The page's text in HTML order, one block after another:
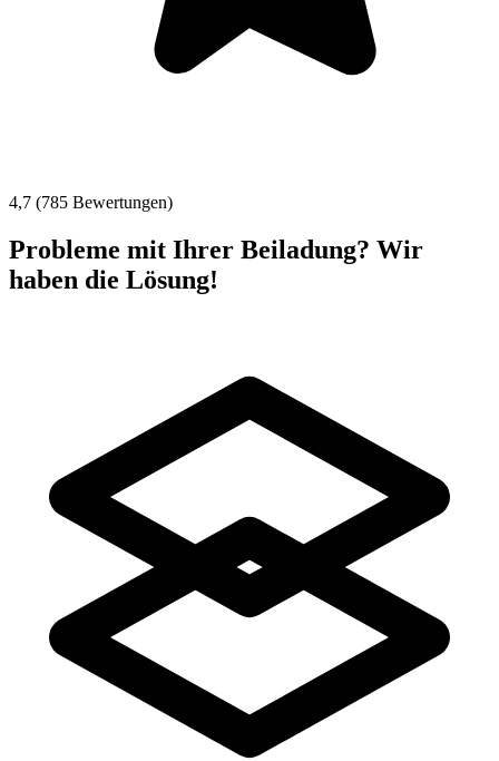
4,7 (785 Bewertungen)
Probleme mit Ihrer Beiladung? Wir
haben die Lösung!